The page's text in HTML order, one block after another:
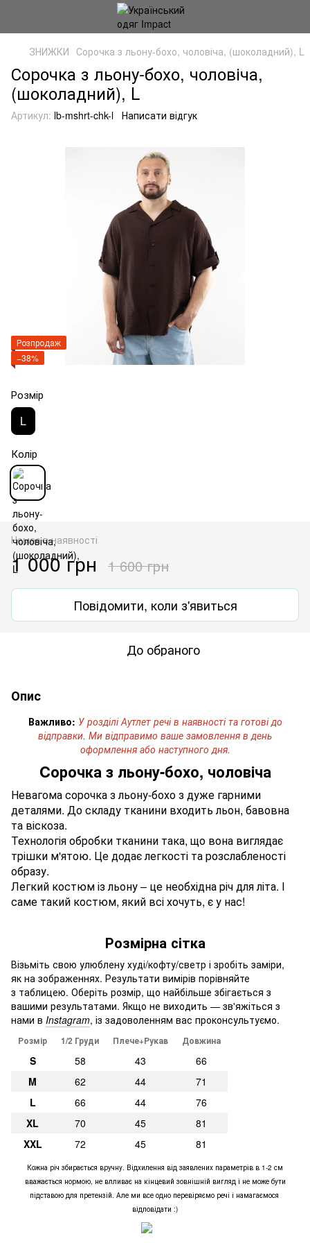
ЗНИЖКИ Сорочка з льону-бохо, чоловіча, (шоколадний), L
Сорочка з льону-бохо, чоловіча,
(шоколадний), L
Артикул: lb-mshrt-chk-l Написати відгук
Розпродаж
−38%
Розмір
L
Колір
Немає в наявності
1 000 грн 1 600 грн
Повідомити, коли з'явиться
До обраного
Опис
Важливо: У розділі Аутлет речі в наявності та готові до
відправки. Ми відправимо ваше замовлення в день
оформлення або наступного дня.
Cорочка з льону-бохо, чоловіча
Невагома сорочка з льону-бохо з дуже гарними
деталями. До складу тканини входить льон, бавовна
та віскоза.
Технологія обробки тканини така, що вона виглядає
трішки м'ятою. Це додає легкості та розслабленості
образу.
Легкий костюм із льону – це необхідна річ для літа. І
саме такий костюм, який всі хочуть, є у нас!
Розмірна сітка
Візьміть свою улюблену худі/кофту/светр і зробіть заміри,
як на зображеннях. Результати вимірів порівняйте
з таблицею. Оберіть розмір, що найбільше збігається з
вашими результатами. Якщо не виходить — зв'яжіться з
нами в Instagram, із задоволенням вас проконсультуємо.
Розмір 1/2 Груди Плече+Рукав Довжина
S 58 43
66
M
62 44
71
L
66 44
76
XL
70 45
81
XXL
72 45 81
Кожна річ збирається вручну. Відхилення від заявлених параметрів в 1-2 см
вважається нормою, не впливає на кінцевий зовнішній вигляд і не може бути
підставою для претензій. Але ми все одно перевіряємо речі і намагаємося
відповідати :)